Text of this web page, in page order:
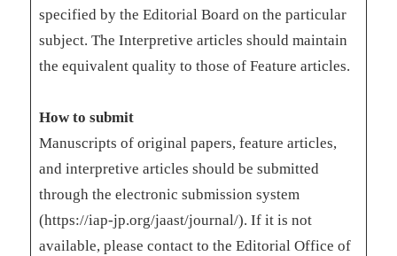
specified by the Editorial Board on the particular
subject. The Interpretive articles should maintain
the equivalent quality to those of Feature articles.
How to submit
Manuscripts of original papers, feature articles,
and interpretive articles should be submitted
through the electronic submission system
(https://iap-jp.org/jaast/journal/). If it is not
available, please contact to the Editorial Office of